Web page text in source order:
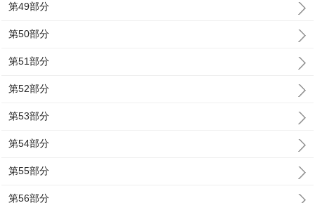
第49部分
第50部分
第51部分
第52部分
第53部分
第54部分
第55部分
第56部分